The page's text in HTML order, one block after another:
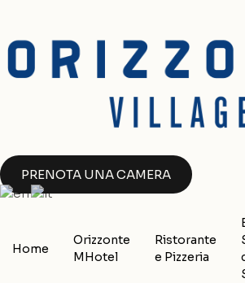
contenuto
PRENOTA UNA CAMERA
Home
Orizzonte
MHotel
Ristorante
e Pizzeria